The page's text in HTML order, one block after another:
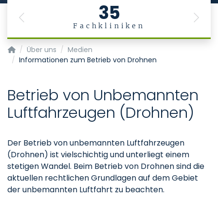
35
Fachkliniken
Previous Next
Startseite
Über uns
Medien
Informationen zum Betrieb von Drohnen
Betrieb von Unbemannten
Luftfahrzeugen (Drohnen)
Der Betrieb von unbemannten Luftfahrzeugen
(Drohnen) ist vielschichtig und unterliegt einem
stetigen Wandel. Beim Betrieb von Drohnen sind die
aktuellen rechtlichen Grundlagen auf dem Gebiet
der unbemannten Luftfahrt zu beachten.